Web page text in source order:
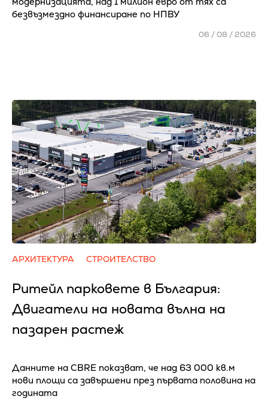
безвъзмездно финансиране по НПВУ
06 / 08 / 2026
АРХИТЕКТУРА СТРОИТЕЛСТВО
Ритейл парковете в България:
Двигатели на новата вълна на
пазарен растеж
Данните на CBRE показват, че над 63 000 кв.м
нови площи са завършени през първата половина на
годината